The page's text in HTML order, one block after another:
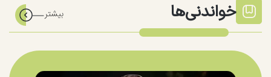
خواندنی‌ها